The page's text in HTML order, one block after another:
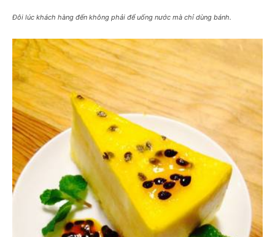
Đôi lúc khách hàng đến không phải để uống nước mà chỉ dùng bánh.